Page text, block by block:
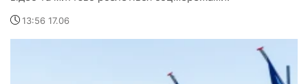
13:56 17.06